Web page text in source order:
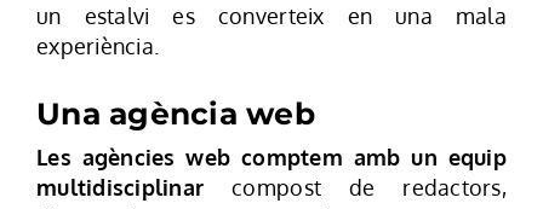
un estalvi es converteix en una mala
experiència.
Una agència web
Les agències web comptem amb un equip
multidisciplinar compost de redactors,